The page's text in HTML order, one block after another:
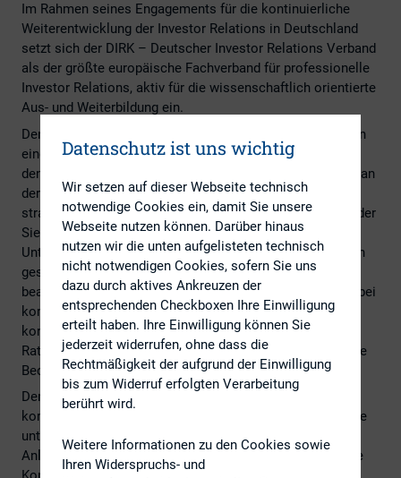
Im Rahmen seines Engagements für die kontinuierliche
Weiterentwicklung der Investor Relations in Deutschland
setzt sich der DIRK – Deutscher Investor Relations Verband
als der größte europäische Fachverband für professionelle
Investor Relations, aktiv für die wissenschaftlich orientierte
Aus- und Weiterbildung ein.
Der zweitägige Kompaktkurs Investor Relations gibt Ihnen
einen praxisnahen Rundum-Überblick über die Themen, in
denen sich ein IR-Manager heute auskennen muss. Denn an
der Spitze der IR-Abteilung kommt ihm eine zentrale und
strategische Schlüsselfunktion im Unternehmen zu. Er oder
Sie ist das Sprachrohr nach außen, wobei er sowohl den
Unternehmenszielen gerecht werden, als auch die strikten
gesetzlichen Publizitäts- und Offenlegungspflichten
beachten muss, die wiederum im steten Wandel sind. Dabei
kommt gerade in turbulenten Zeiten dem engen und
kontinuierlichen Kontakt mit Investoren, Analysten,
Ratingagenturen und der Finanzpresse eine entscheidende
Bedeutung zu.
Der IR-Manager muss hierbei ein hohes Maß an
kommunikativem Geschick mitbringen, da jede Zielgruppe
unterschiedliche Interessen, Erwartungen und
Anlagevorstellungen hat. Denn nur über die angemessene
Datenschutz ist uns wichtig
Wir setzen auf dieser Webseite technisch
notwendige Cookies ein, damit Sie unsere
Webseite nutzen können. Darüber hinaus
nutzen wir die unten aufgelisteten technisch
nicht notwendigen Cookies, sofern Sie uns
dazu durch aktives Ankreuzen der
entsprechenden Checkboxen Ihre Einwilligung
erteilt haben. Ihre Einwilligung können Sie
jederzeit widerrufen, ohne dass die
Rechtmäßigkeit der aufgrund der Einwilligung
bis zum Widerruf erfolgten Verarbeitung
berührt wird.
Weitere Informationen zu den Cookies sowie
Ihren Widerspruchs- und